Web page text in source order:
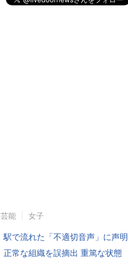
芸能 女子
駅で流れた「不適切音声」に声明
正常な組織を誤摘出 重篤な状態